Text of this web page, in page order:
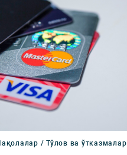
/ Тўлов ва ўтказмалар